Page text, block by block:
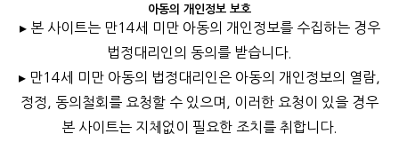
아동의 개인정보 보호
▸ 본 사이트는 만14세 미만 아동의 개인정보를 수집하는 경우
법정대리인의 동의를 받습니다.
▸ 만14세 미만 아동의 법정대리인은 아동의 개인정보의 열람,
정정, 동의철회를 요청할 수 있으며, 이러한 요청이 있을 경우
본 사이트는 지체없이 필요한 조치를 취합니다.